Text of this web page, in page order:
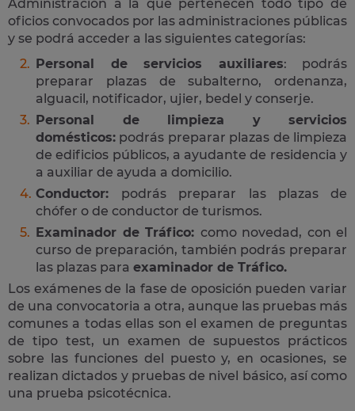
Administración a la que pertenecen todo tipo de
oficios convocados por las administraciones públicas
y se podrá acceder a las siguientes categorías:
Personal de servicios auxiliares: podrás
preparar plazas de subalterno, ordenanza,
alguacil, notificador, ujier, bedel y conserje.
Personal de limpieza y servicios
domésticos: podrás preparar plazas de limpieza
de edificios públicos, a ayudante de residencia y
a auxiliar de ayuda a domicilio.
Conductor: podrás preparar las plazas de
chófer o de conductor de turismos.
Examinador de Tráfico: como novedad, con el
curso de preparación, también podrás preparar
las plazas para examinador de Tráfico.
Los exámenes de la fase de oposición pueden variar
de una convocatoria a otra, aunque las pruebas más
comunes a todas ellas son el examen de preguntas
de tipo test, un examen de supuestos prácticos
sobre las funciones del puesto y, en ocasiones, se
realizan dictados y pruebas de nivel básico, así como
una prueba psicotécnica.